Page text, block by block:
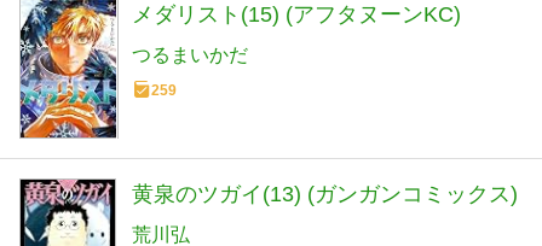
メダリスト(15) (アフタヌーンKC)
つるまいかだ
259
黄泉のツガイ(13) (ガンガンコミックス)
荒川弘